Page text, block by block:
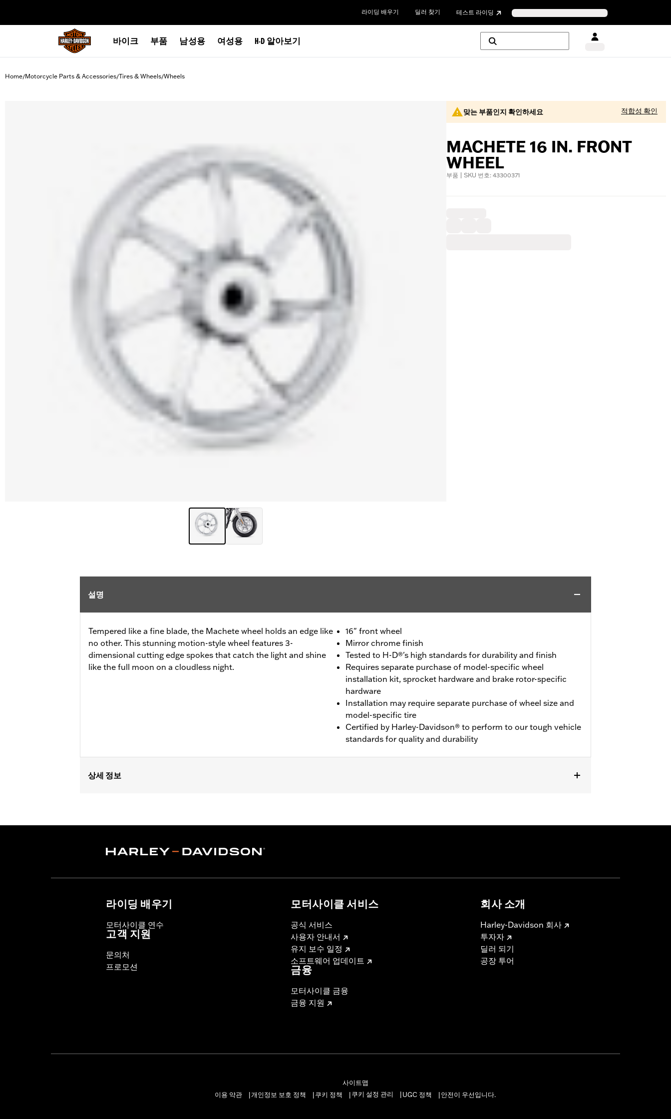
라이딩 배우기 딜러 찾기 테스트 라이딩
바이크 부품 남성용 여성용 H-D 알아보기
Home/Motorcycle Parts & Accessories/Tires & Wheels/Wheels
맞는 부품인지 확인하세요 적합성 확인
MACHETE 16 IN. FRONT
WHEEL
부품 | SKU 번호: 43300371
설명
Tempered like a fine blade, the Machete wheel holds an edge like
no other. This stunning motion-style wheel features 3-
dimensional cutting edge spokes that catch the light and shine
like the full moon on a cloudless night.
16" front wheel
Mirror chrome finish
Tested to H-D®'s high standards for durability and finish
Requires separate purchase of model-specific wheel
installation kit, sprocket hardware and brake rotor-specific
hardware
Installation may require separate purchase of wheel size and
model-specific tire
Certified by Harley-Davidson® to perform to our tough vehicle
standards for quality and durability
상세 정보
Position On Bike:Front
Material Diameter UOM:
Inches
WARRANTY:1 year limited warranty – Go to www.h-d.com/warrantyfor full details
라이딩 배우기
모터사이클 연수
고객 지원
문의처
프로모션
모터사이클 서비스
공식 서비스
사용자 안내서
유지 보수 일정
소프트웨어 업데이트
금융
모터사이클 금융
금융 지원
회사 소개
Harley-Davidson 회사
투자자
딜러 되기
공장 투어
사이트맵
이용 약관
개인정보 보호 정책 쿠키 정책 쿠키 설정 관리 UGC 정책 안전이 우선입니다.